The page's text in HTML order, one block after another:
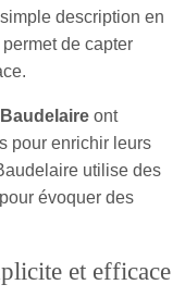
description en
de capter
Baudelaire ont
pour enrichir leurs
utilise des
évoquer des
et efficace